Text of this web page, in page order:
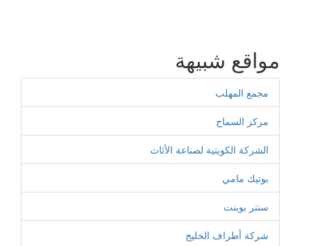
مواقع شبيهة
مجمع المهلب
مركز السماح
الشركة الكويتية لصناعة الأثاث
بوتيك مامي
سنتر بوينت
شركة أطراف الخليج